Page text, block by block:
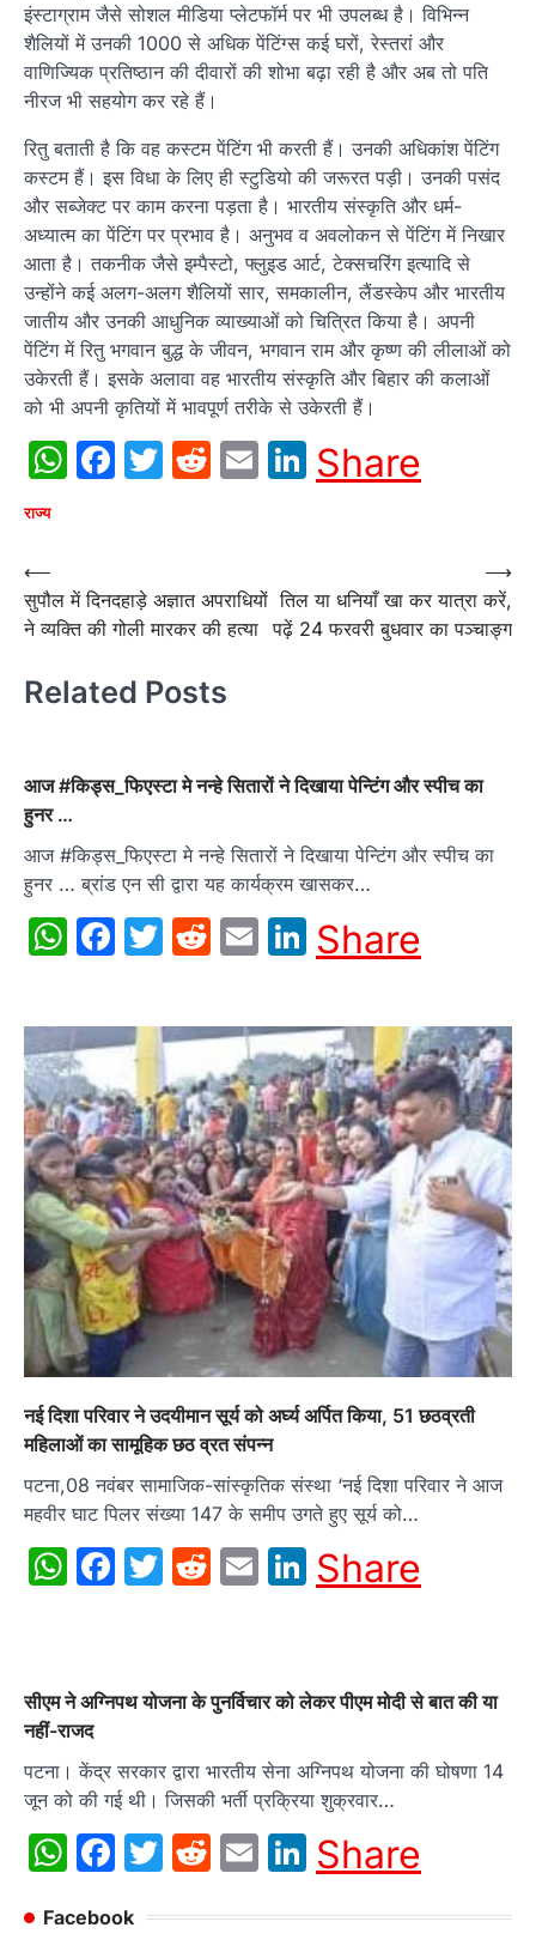
इंस्टाग्राम जैसे सोशल मीडिया प्लेटफॉर्म पर भी उपलब्ध है। विभिन्न
शैलियों में उनकी 1000 से अधिक पेंटिंग्स कई घरों, रेस्तरां और
वाणिज्यिक प्रतिष्ठान की दीवारों की शोभा बढ़ा रही है और अब तो पति
नीरज भी सहयोग कर रहे हैं।
रितु बताती है कि वह कस्टम पेंटिंग भी करती हैं। उनकी अधिकांश पेंटिंग
कस्टम हैं। इस विधा के लिए ही स्टुडियो की जरूरत पड़ी। उनकी पसंद
और सब्जेक्ट पर काम करना पड़ता है। भारतीय संस्कृति और धर्म-
अध्यात्म का पेंटिंग पर प्रभाव है। अनुभव व अवलोकन से पेंटिंग में निखार
आता है। तकनीक जैसे इम्पैस्टो, फ्लुइड आर्ट, टेक्सचरिंग इत्यादि से
उन्होंने कई अलग-अलग शैलियों सार, समकालीन, लैंडस्केप और भारतीय
जातीय और उनकी आधुनिक व्याख्याओं को चित्रित किया है। अपनी
पेंटिंग में रितु भगवान बुद्ध के जीवन, भगवान राम और कृष्ण की लीलाओं को
उकेरती हैं। इसके अलावा वह भारतीय संस्कृति और बिहार की कलाओं
को भी अपनी कृतियों में भावपूर्ण तरीके से उकेरती हैं।
WhatsApp
Facebook
Twitter
Reddit
EmailLinkedIn
Share
राज्य
Post
navigation
⟵
सुपौल में दिनदहाड़े अज्ञात अपराधियों
ने व्यक्ति की गोली मारकर की हत्या
तिल या धनियाँ खा कर यात्रा करें,
पढ़ें 24 फरवरी बुधवार का पञ्चाङ्ग
⟶
Related Posts
आज #किड्स_फिएस्टा मे नन्हे सितारों ने दिखाया पेन्टिंग और स्पीच का
हुनर …
आज #किड्स_फिएस्टा मे नन्हे सितारों ने दिखाया पेन्टिंग और स्पीच का
हुनर … ब्रांड एन सी द्वारा यह कार्यक्रम खासकर…
WhatsApp
Facebook
Twitter
Reddit
EmailLinkedIn
Share
नई दिशा परिवार ने उदयीमान सूर्य को अर्घ्य अर्पित किया, 51 छठव्रती
महिलाओं का सामूहिक छठ व्रत संपन्न
पटना,08 नवंबर सामाजिक-सांस्कृतिक संस्था ‘नई दिशा परिवार ने आज
महवीर घाट पिलर संख्या 147 के समीप उगते हुए सूर्य को…
WhatsApp
Facebook
Twitter
Reddit
EmailLinkedIn
Share
सीएम ने अग्निपथ योजना के पुनर्विचार को लेकर पीएम मोदी से बात की या
नहीं-राजद
पटना। केंद्र सरकार द्वारा भारतीय सेना अग्निपथ योजना की घोषणा 14
जून को की गई थी। जिसकी भर्ती प्रक्रिया शुक्रवार…
WhatsApp
Facebook
Twitter
Reddit
EmailLinkedIn
Share
Facebook